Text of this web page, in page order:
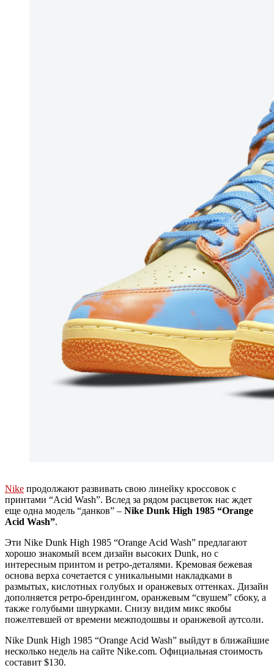
Nike продолжают развивать свою линейку кроссовок с
принтами “Acid Wash”. Вслед за рядом расцветок нас ждет
еще одна модель “данков” – Nike Dunk High 1985 “Orange
Acid Wash”.
Эти Nike Dunk High 1985 “Orange Acid Wash” предлагают
хорошо знакомый всем дизайн высоких Dunk, но с
интересным принтом и ретро-деталями. Кремовая бежевая
основа верха сочетается с уникальными накладками в
размытых, кислотных голубых и оранжевых оттенках. Дизайн
дополняется ретро-брендингом, оранжевым “свушем” сбоку, а
также голубыми шнурками. Снизу видим микс якобы
пожелтевшей от времени межподошвы и оранжевой аутсоли.
Nike Dunk High 1985 “Orange Acid Wash” выйдут в ближайшие
несколько недель на сайте Nike.com. Официальная стоимость
составит $130.